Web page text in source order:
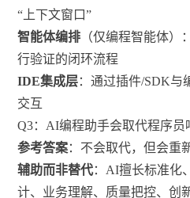
“上下文窗口”
智能体编排 （仅编程智能体）
行验证的闭环流程
IDE集成层：通过插件/SDK与
交互
Q3：AI编程助手会取代程序员
参考答案：不会取代，但会重
辅助而非替代：AI擅长标准化
计、业务理解、质量把控、创